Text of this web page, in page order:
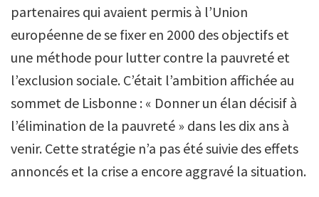
partenaires qui avaient permis à l’Union
européenne de se fixer en 2000 des objectifs et
une méthode pour lutter contre la pauvreté et
l’exclusion sociale. C’était l’ambition affichée au
sommet de Lisbonne : « Donner un élan décisif à
l’élimination de la pauvreté » dans les dix ans à
venir. Cette stratégie n’a pas été suivie des effets
annoncés et la crise a encore aggravé la situation.